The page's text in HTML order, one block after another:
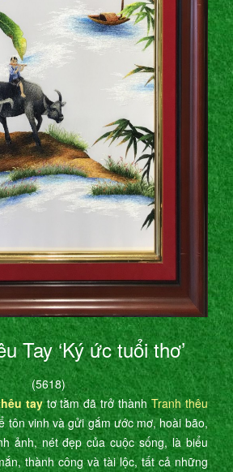
Tay ‘Ký ức tuổi thơ’
(5618)
taytơ tằm đã trở thànhTranh thêu
tôn vinh và gửi gắm ước mơ, hoài bão,
ảnh, nét đẹp của cuộc sống, là biểu
thành công và tài lộc, tất cả những